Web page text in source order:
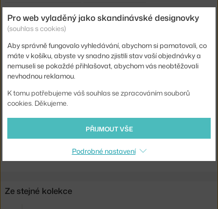
Krytí:
Obsahuje stropní krytku:
ano
Hlavní materiál:
kov
Patice / zdroj:
vestavěný LED zdroj
Kód produktu
EAN
5713295831345
Shopping from the EU? Switch toTop Pendant Ø21, deep red
Ze stejné kolekce
Pro web vyladěný jako skandinávské designovky
(souhlas s cookies)
Aby správně fungovalo vyhledávání, abychom si pamatovali, co
máte v košíku, abyste vy snadno zjistili stav vaší objednávky a
nemuseli se pokaždé přihlašovat, abychom vás neobtěžovali
nevhodnou reklamou.
K tomu potřebujeme váš souhlas se zpracováním souborů
cookies. Děkujeme.
PŘIJMOUT VŠE
Podrobné nastavení